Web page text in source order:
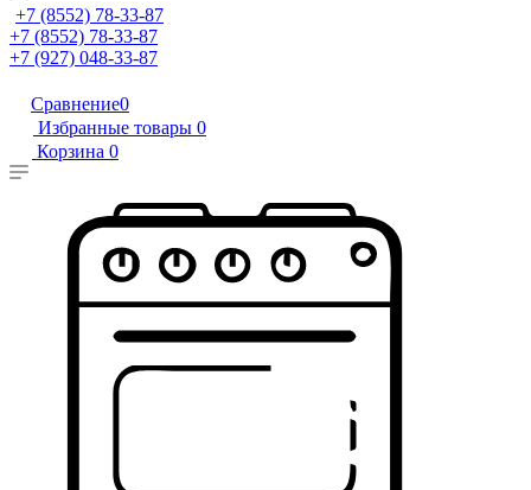
+7 (8552) 78-33-87
+7 (8552) 78-33-87
+7 (927) 048-33-87
Сравнение0
Избранные товары 0
Корзина 0